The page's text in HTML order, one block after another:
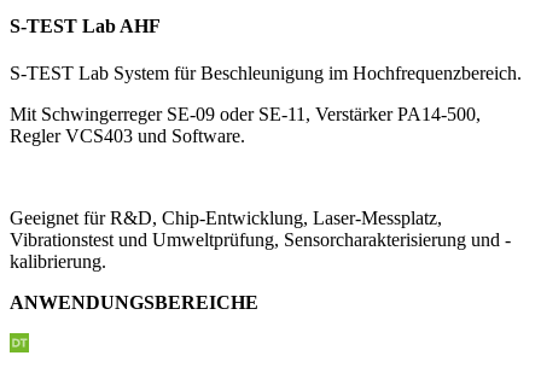
S-TEST Lab AHF
S-TEST Lab System für Beschleunigung im Hochfrequenzbereich.
Mit Schwingerreger SE-09 oder SE-11, Verstärker PA14-500,
Regler VCS403 und Software.
Geeignet für R&D, Chip-Entwicklung, Laser-Messplatz,
Vibrationstest und Umweltprüfung, Sensorcharakterisierung und -
kalibrierung.
ANWENDUNGSBEREICHE